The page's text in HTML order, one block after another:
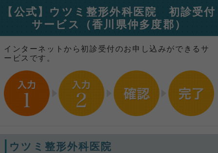
【公式】ウツミ整形外科医院 初診受付
サービス（香川県仲多度郡）
インターネットから初診受付のお申し込みができるサ
ービスです。
ウツミ整形外科医院